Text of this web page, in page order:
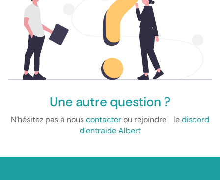
Une autre question ?
N’hésitez pas à nouscontacterou rejoindre lediscord
d’entraide Albert